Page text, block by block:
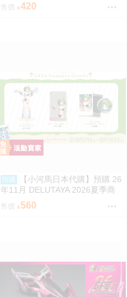
誌id=3172061
420
預購
【小河馬日本代購】預購 26
年11月 DELUTAYA 2026夏季商
售價 560